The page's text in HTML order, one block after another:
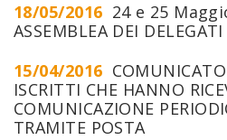
18/05/2016 24 e 25
ASSEMBLEA DEI DELEGATI
15/04/2016
ISCRITTI CHE HANNO
COMUNICAZIONE
TRAMITE POSTA